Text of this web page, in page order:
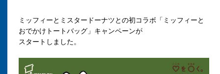
ミッフィーとミスタードーナツとの初コラボ「ミッフィーと
おでかけトートバッグ」キャンペーンが
スタートしました。